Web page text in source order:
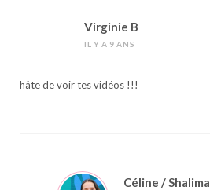
Virginie B
IL Y A 9 ANS
hâte de voir tes vidéos !!!
Céline / Shalima